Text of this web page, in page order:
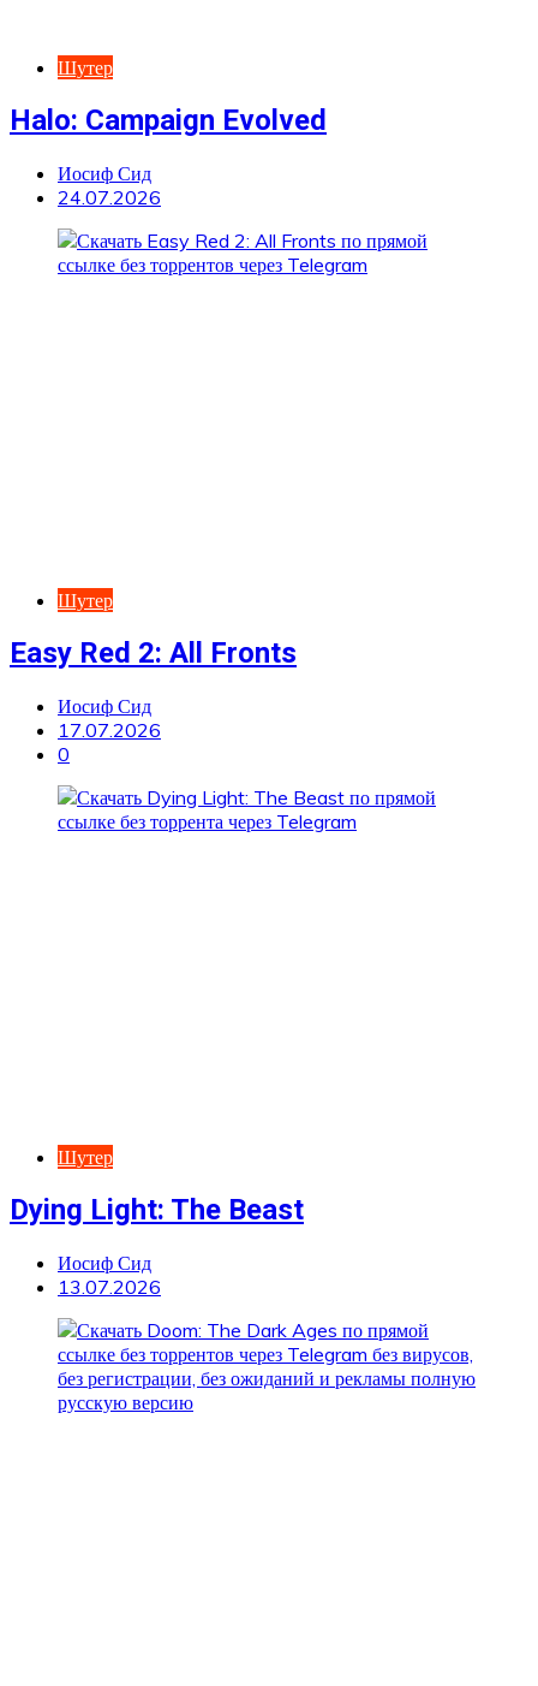
Шутер
Halo: Campaign Evolved
Иосиф Сид
24.07.2026
Шутер
Easy Red 2: All Fronts
Иосиф Сид
17.07.2026
0
Шутер
Dying Light: The Beast
Иосиф Сид
13.07.2026